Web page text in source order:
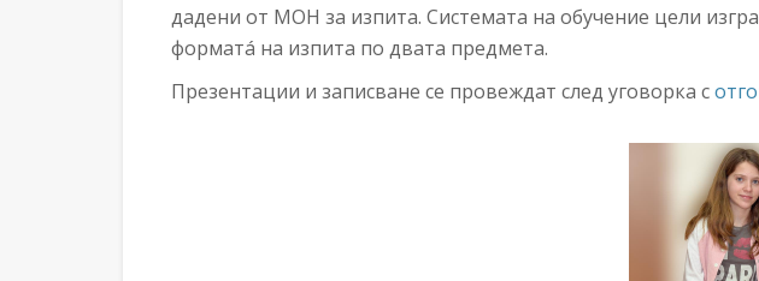
дадени от МОН за изпита. Системата на обучение цели
форматá на изпита по двата предмета.
Презентации и записване се провеждат след уговорка с